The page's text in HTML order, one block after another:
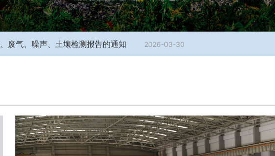
气、噪声、土壤检测报告的通知 2026-03-30